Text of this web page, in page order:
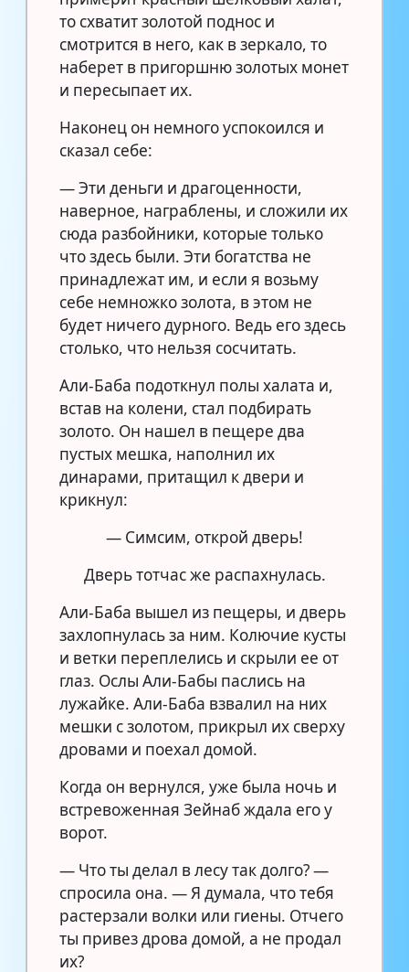
то схватит золотой поднос и
смотрится в него, как в зеркало, то
наберет в пригоршню золотых монет
и пересыпает их.
Наконец он немного успокоился и
сказал себе:
— Эти деньги и драгоценности,
наверное, награблены, и сложили их
сюда разбойники, которые только
что здесь были. Эти богатства не
принадлежат им, и если я возьму
себе немножко золота, в этом не
будет ничего дурного. Ведь его здесь
столько, что нельзя сосчитать.
Али-Баба подоткнул полы халата и,
встав на колени, стал подбирать
золото. Он нашел в пещере два
пустых мешка, наполнил их
динарами, притащил к двери и
крикнул:
— Симсим, открой дверь!
Дверь тотчас же распахнулась.
Али-Баба вышел из пещеры, и дверь
захлопнулась за ним. Колючие кусты
и ветки переплелись и скрыли ее от
глаз. Ослы Али-Бабы паслись на
лужайке. Али-Баба взвалил на них
мешки с золотом, прикрыл их сверху
дровами и поехал домой.
Когда он вернулся, уже была ночь и
встревоженная Зейнаб ждала его у
ворот.
— Что ты делал в лесу так долго? —
спросила она. — Я думала, что тебя
растерзали волки или гиены. Отчего
ты привез дрова домой, а не продал
их?